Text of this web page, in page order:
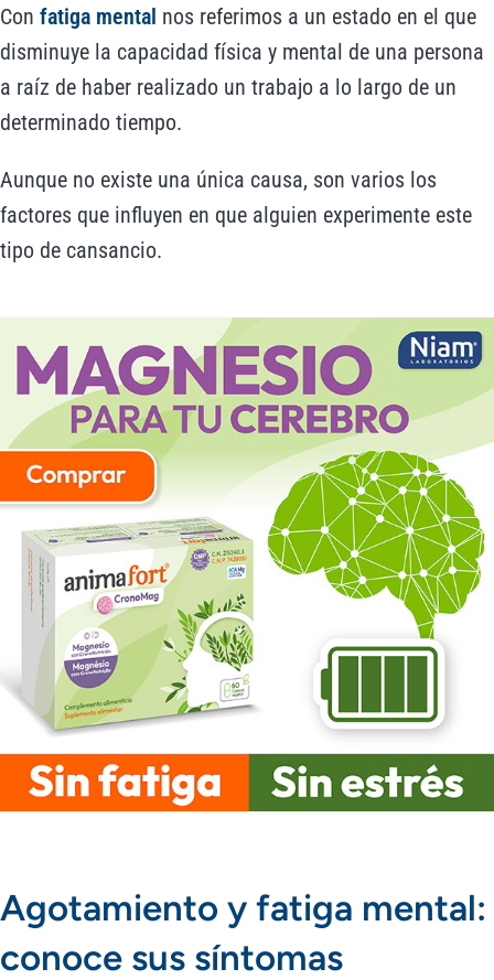
Con fatiga mental nos referimos a un estado en el que
disminuye la capacidad física y mental de una persona
a raíz de haber realizado un trabajo a lo largo de un
determinado tiempo.
Aunque no existe una única causa, son varios los
factores que influyen en que alguien experimente este
tipo de cansancio.
Agotamiento y fatiga mental:
conoce sus síntomas